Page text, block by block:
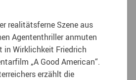
realitätsferne Szene aus
Agententhriller anmuten
in Wirklichkeit Friedrich
„A Good American“.
erzählt die